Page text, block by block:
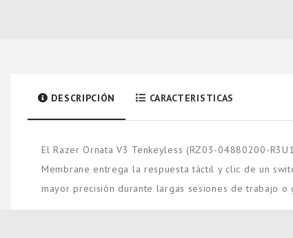
DESCRIPCIÓN CARACTERISTICAS
El Razer Ornata V3 Tenkeyless (RZ03-04880200-
Membrane entrega la respuesta táctil y clic de un
mayor precisión durante largas sesiones de trabajo o